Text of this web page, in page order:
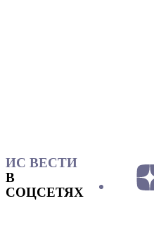
ИС ВЕСТИ
В
СОЦСЕТЯХ